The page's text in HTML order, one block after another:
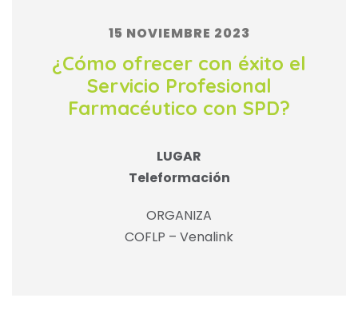
15 NOVIEMBRE 2023
¿Cómo ofrecer con éxito el
Servicio Profesional
Farmacéutico con SPD?
LUGAR
Teleformación
ORGANIZA
COFLP – Venalink